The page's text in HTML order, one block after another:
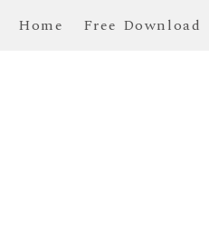
Home Free Download